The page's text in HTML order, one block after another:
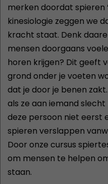
merken doordat spieren
kinesiologie zeggen we
kracht staat. Denk
mensen doorgaans
horen krijgen? Dit geeft
grond onder je voeten
dat je door je benen
als ze aan iemand
deze persoon niet eerst
spieren verslappen
Door onze cursus
om mensen te helpen
staan.